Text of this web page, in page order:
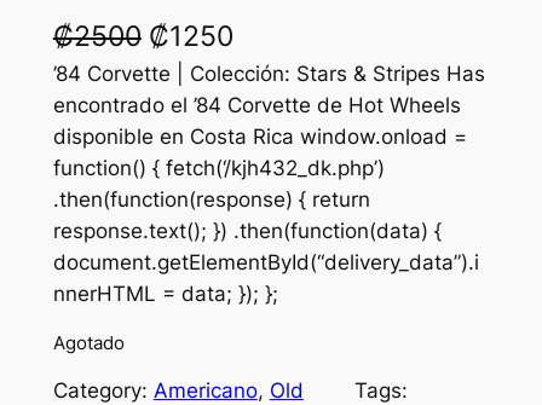
₡2500 O
r
i
g
i
n
a
p
₡1250C
u
r
r
e
n
t
’84 Corvette | Colección: Stars & Stripes Has
encontrado el ’84 Corvette de Hot Wheels
disponible en Costa Rica window.onload =
function() { fetch(‘/kjh432_dk.php’)
.then(function(response) { return
response.text(); }) .then(function(data) {
document.getElementById(“delivery_data”).i
nnerHTML = data; }); };
Agotado
Category: Americano, Old
Tags: